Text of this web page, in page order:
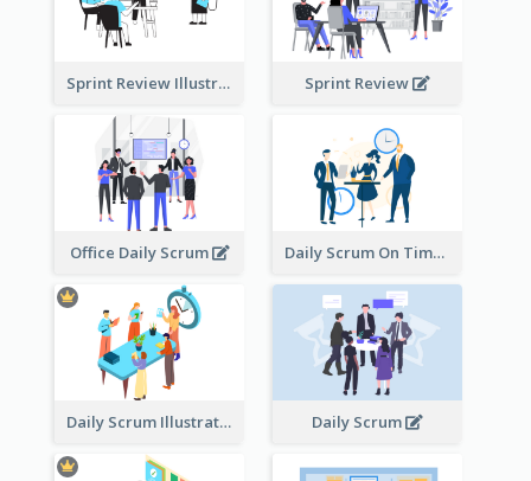
Sprint Review Illustration Sprint Review
Office Daily Scrum Daily Scrum On Time
Daily Scrum Illustration Daily Scrum